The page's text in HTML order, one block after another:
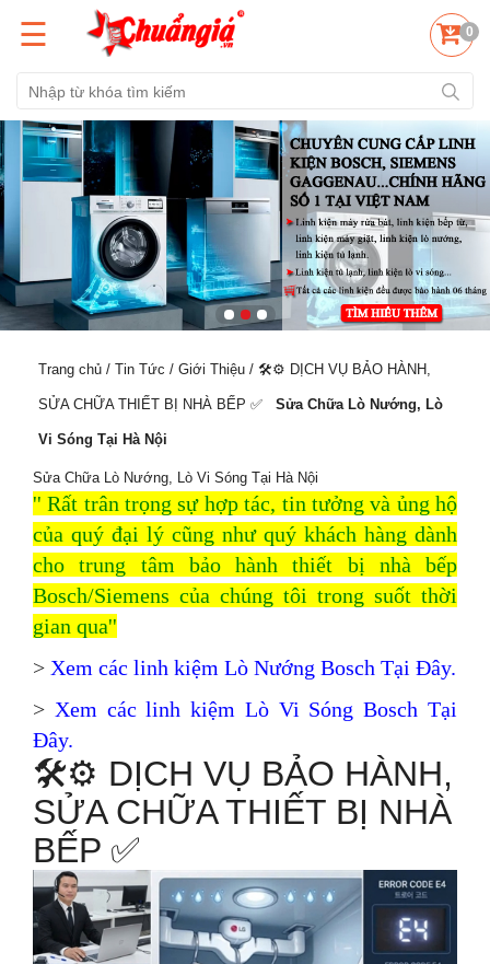
☰ 0
Trang chủ / Tin Tức / Giới Thiệu / 🛠️⚙️ DỊCH VỤ BẢO HÀNH,
SỬA CHỮA THIẾT BỊ NHÀ BẾP ✅️ Sửa Chữa Lò Nướng, Lò
Vi Sóng Tại Hà Nội
Sửa Chữa Lò Nướng, Lò Vi Sóng Tại Hà Nội
'' Rất trân trọng sự hợp tác, tin tưởng và ủng hộ
của quý đại lý cũng như quý khách hàng dành
chotrung tâm bảo hành thiết bị nhà bếp
Bosch/Siemens của chúng tôi trong suốt thời
gian qua''
> Xem các linh kiệm Lò Nướng Bosch Tại Đây.
> Xem các linh kiệm Lò Vi Sóng Bosch Tại
Đây.
🛠️⚙️ DỊCH VỤ BẢO HÀNH,
SỬA CHỮA THIẾT BỊ NHÀ
BẾP ✅️